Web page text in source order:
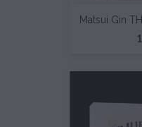
Matsui Gin